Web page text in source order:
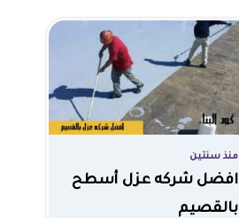
منذ سنتين
افضل شركه عزل أسطح
بالقصيم